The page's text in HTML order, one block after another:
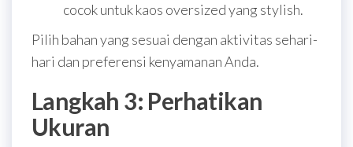
cocok untuk kaos oversized yang stylish.
Pilih bahan yang sesuai dengan aktivitas sehari-
hari dan preferensi kenyamanan Anda.
Langkah 3: Perhatikan
Ukuran